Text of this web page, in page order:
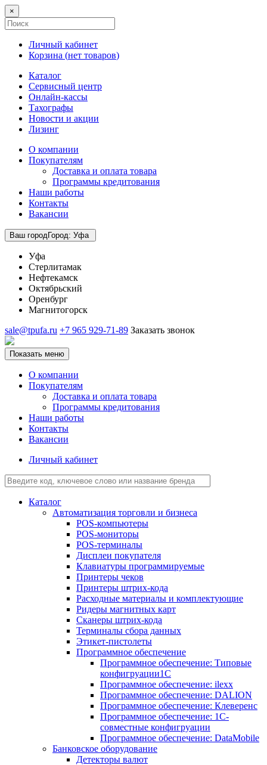
×
Личный кабинет
Корзина (нет товаров)
Каталог
Сервисный центр
Онлайн-кассы
Тахографы
Новости и акции
Лизинг
О компании
Покупателям
Доставка и оплата товара
Программы кредитования
Наши работы
Контакты
Вакансии
Ваш городГород: Уфа
Уфа
Стерлитамак
Нефтекамск
Октябрьский
Оренбург
Магнитогорск
sale@tpufa.ru +7 965 929-71-89 Заказать звонок
Показать меню
О компании
Покупателям
Доставка и оплата товара
Программы кредитования
Наши работы
Контакты
Вакансии
Личный кабинет
Каталог
Автоматизация торговли и бизнеса
POS-компьютеры
POS-мониторы
POS-терминалы
Дисплеи покупателя
Клавиатуры программируемые
Принтеры чеков
Принтеры штрих-кода
Расходные материалы и комплектующие
Ридеры магнитных карт
Сканеры штрих-кода
Терминалы сбора данных
Этикет-пистолеты
Программное обеспечение
Программное обеспечение: Типовые
конфигруации1С
Программное обеспечение: ilexx
Программное обеспечение: DALION
Программное обеспечение: Клеверенс
Программное обеспечение: 1С-
совместные конфигруации
Программное обеспечение: DataMobile
Банковское оборудование
Детекторы валют